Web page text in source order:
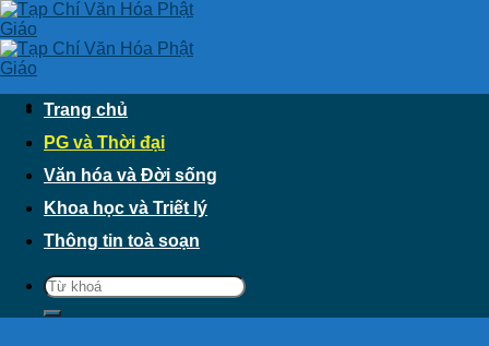
Skip
to
content
Trang chủ
PG và Thời đại
Văn hóa và Đời sống
Khoa học và Triết lý
Thông tin toà soạn